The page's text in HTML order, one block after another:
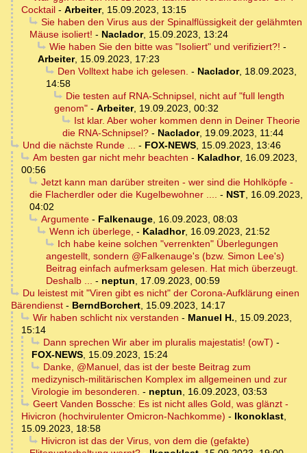
Cocktail - Arbeiter, 15.09.2023, 13:15
Sie haben den Virus aus der Spinalflüssigkeit der gelähmten
Mäuse isoliert! - Naclador, 15.09.2023, 13:24
Wie haben Sie den bitte was "Isoliert" und verifiziert?! -
Arbeiter, 15.09.2023, 17:23
Den Volltext habe ich gelesen. - Naclador, 18.09.2023,
14:58
Die testen auf RNA-Schnipsel, nicht auf "full length
genom" - Arbeiter, 19.09.2023, 00:32
Ist klar. Aber woher kommen denn in Deiner Theorie
die RNA-Schnipsel? - Naclador, 19.09.2023, 11:44
Und die nächste Runde ... - FOX-NEWS, 15.09.2023, 13:46
Am besten gar nicht mehr beachten - Kaladhor, 16.09.2023,
00:56
Jetzt kann man darüber streiten - wer sind die Hohlköpfe -
die Flacherdler oder die Kugelbewohner .... - NST, 16.09.2023,
04:02
Argumente- Falkenauge, 16.09.2023, 08:03
Wenn ich überlege, - Kaladhor, 16.09.2023, 21:52
Ich habe keine solchen "verrenkten" Überlegungen
angestellt, sondern @Falkenauge's (bzw. Simon Lee's)
Beitrag einfach aufmerksam gelesen. Hat mich überzeugt.
Deshalb ... - neptun, 17.09.2023, 00:59
Du leistest mit "Viren gibt es nicht" der Corona-Aufklärung einen
Bärendienst - BerndBorchert, 15.09.2023, 14:17
Wir haben schlicht nix verstanden - Manuel H., 15.09.2023,
15:14
Dann sprechen Wir aber im pluralis majestatis! (owT) -
FOX-NEWS, 15.09.2023, 15:24
Danke, @Manuel, das ist der beste Beitrag zum
medizynisch-militärischen Komplex im allgemeinen und zur
Virologie im besonderen. - neptun, 16.09.2023, 03:53
Geert Vanden Bossche: Es ist nicht alles Gold, was glänzt -
Hivicron (hochvirulenter Omicron-Nachkomme) - Ikonoklast,
15.09.2023, 18:58
Hivicron ist das der Virus, von dem die (gefakte)